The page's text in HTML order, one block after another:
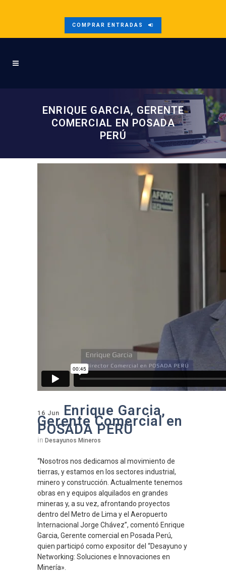
COMPRAR ENTRADAS
ENRIQUE GARCIA, GERENTE
COMERCIAL EN POSADA
PERÚ
16 Jun Enrique Garcia,
Gerente Comercial en
POSADA PERÚ
in Desayunos Mineros
“Nosotros nos dedicamos al movimiento de
tierras, y estamos en los sectores industrial,
minero y construcción. Actualmente tenemos
obras en y equipos alquilados en grandes
mineras y, a su vez, afrontando proyectos
dentro del Metro de Lima y el Aeropuerto
Internacional Jorge Chávez”, comentó Enrique
Garcia, Gerente comercial en Posada Perú,
quien participó como expositor del “Desayuno y
Networking: Soluciones e Innovaciones en
Minería».